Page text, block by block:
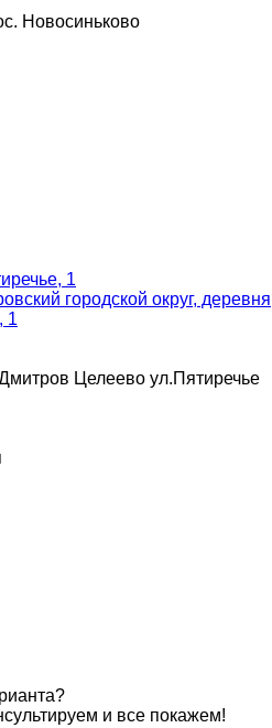
Новосиньково
1
городской округ, деревня
1
Целеево ул.Пятиречье
и все покажем!